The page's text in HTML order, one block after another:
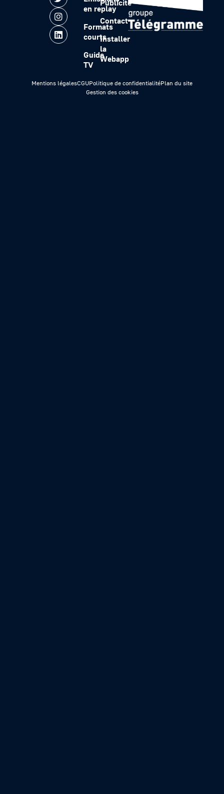
en replay
Formats
courts
Guide
TV
Publicité
Contact
Installer
la
Webapp
Mentions légalesCGUPolitique de confidentialitéPlan du site
Gestion des cookies